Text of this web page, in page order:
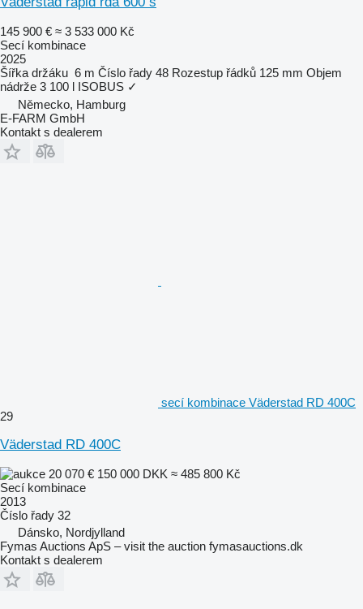
145 900 € ≈ 3 533 000 Kč
Secí kombinace
2025
Šířka držáku 6 m Číslo řady 48 Rozestup řádků 125 mm Objem
nádrže 3 100 l ISOBUS ✓
Německo, Hamburg
E-FARM GmbH
Kontakt s dealerem
secí kombinace Väderstad RD 400C
29
Väderstad RD 400C
20 070 € 150 000 DKK ≈ 485 800 Kč
Secí kombinace
2013
Číslo řady 32
Dánsko, Nordjylland
Fymas Auctions ApS – visit the auction fymasauctions.dk
Kontakt s dealerem